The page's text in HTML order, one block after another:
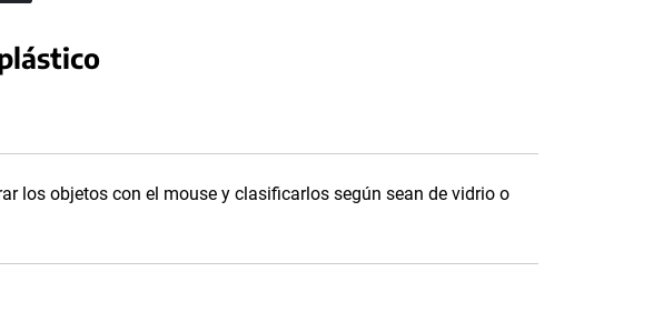
los objetos con el mouse y clasificarlos según sean de vidrio o